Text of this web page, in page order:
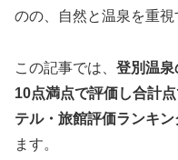
のの、自然と温泉を重視
この記事では、 登別温泉
10点満点で評価し合計
テル・旅館評価ランキ
ます。